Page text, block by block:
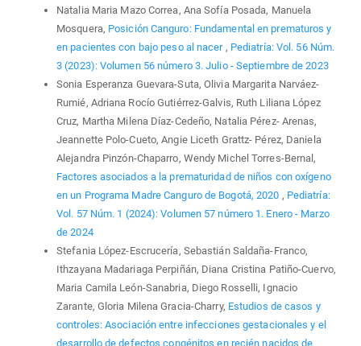
Natalia Maria Mazo Correa, Ana Sofía Posada, Manuela
Mosquera, Posición Canguro: Fundamental en prematuros y
en pacientes con bajo peso al nacer , Pediatría: Vol. 56 Núm.
3 (2023): Volumen 56 número 3. Julio - Septiembre de 2023
Sonia Esperanza Guevara-Suta, Olivia Margarita Narváez-
Rumié, Adriana Rocío Gutiérrez-Galvis, Ruth Liliana López
Cruz, Martha Milena Díaz-Cedeño, Natalia Pérez- Arenas,
Jeannette Polo-Cueto, Angie Liceth Grattz- Pérez, Daniela
Alejandra Pinzón-Chaparro, Wendy Michel Torres-Bernal,
Factores asociados a la prematuridad de niños con oxígeno
en un Programa Madre Canguro de Bogotá, 2020 , Pediatría:
Vol. 57 Núm. 1 (2024): Volumen 57 número 1. Enero - Marzo
de 2024
Stefania López-Escrucería, Sebastián Saldaña-Franco,
Ithzayana Madariaga Perpiñán, Diana Cristina Patiño-Cuervo,
Maria Camila León-Sanabria, Diego Rosselli, Ignacio
Zarante, Gloria Milena Gracia-Charry, Estudios de casos y
controles: Asociación entre infecciones gestacionales y el
desarrollo de defectos congénitos en recién nacidos de